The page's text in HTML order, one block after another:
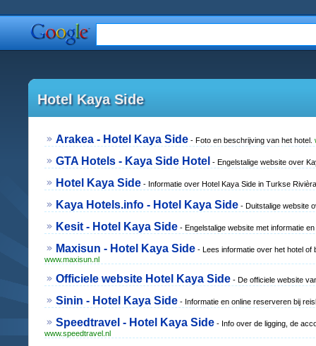
Hotel Kaya Side
Arakea - Hotel Kaya Side - Foto en beschrijving van het hotel.
GTA Hotels - Kaya Side Hotel - Engelstalige website over
Hotel Kaya Side - Informatie over Hotel Kaya Side in Turkse
Kaya Hotels.info - Hotel Kaya Side - Duitstalige website
Kesit - Hotel Kaya Side - Engelstalige website met informatie
Maxisun - Hotel Kaya Side - Lees informatie over het hotel of
www.maxisun.nl
Officiele website Hotel Kaya Side - De officiele website
Sinin - Hotel Kaya Side - Informatie en online reserveren bij
Speedtravel - Hotel Kaya Side - Info over de ligging, de
www.speedtravel.nl